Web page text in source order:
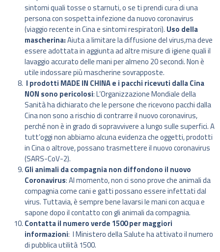
sintomi quali tosse o starnuti, o se ti prendi cura di una
persona con sospetta infezione da nuovo coronavirus
(viaggio recente in Cina e sintomi respiratori). Uso della
mascherina:Aiuta a limitare la diffusione del virus,ma deve
essere adottata in aggiunta ad altre misure di igiene quali il
lavaggio accurato delle mani per almeno 20 secondi. Non è
utile indossare più mascherine sovrapposte.
I prodotti MADE IN CHINA e i pacchi ricevuti dalla Cina
NON sono pericolosi: L’Organizzazione Mondiale della
Sanità ha dichiarato che le persone che ricevono pacchi dalla
Cina non sono a rischio di contrarre il nuovo coronavirus,
perché non è in grado di sopravvivere a lungo sulle superfici. A
tutt’oggi non abbiamo alcuna evidenza che oggetti, prodotti
in Cina o altrove, possano trasmettere il nuovo coronavirus
(SARS-CoV-2).
Gli animali da compagnia non diffondono il nuovo
Coronavirus: Al momento, non ci sono prove che animali da
compagnia come cani e gatti possano essere infettati dal
virus. Tuttavia, è sempre bene lavarsi le mani con acqua e
sapone dopo il contatto con gli animali da compagnia.
Contatta il numero verde 1500 per maggiori
informazioni: l Ministero della Salute ha attivato il numero
di pubblica utilità 1500.